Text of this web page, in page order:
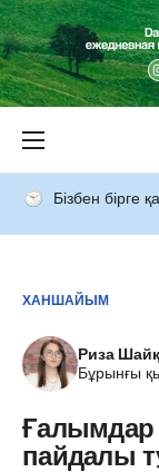
Бізбен бірге
ХАНШАЙЫМ
Риза
Бұрынғы
Ғалымдар
пайдалы